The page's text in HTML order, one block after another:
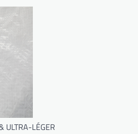
ULTRA-LÉGER